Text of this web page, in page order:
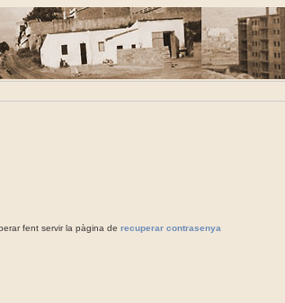
fent servir la pàgina de recuperar contrasenya